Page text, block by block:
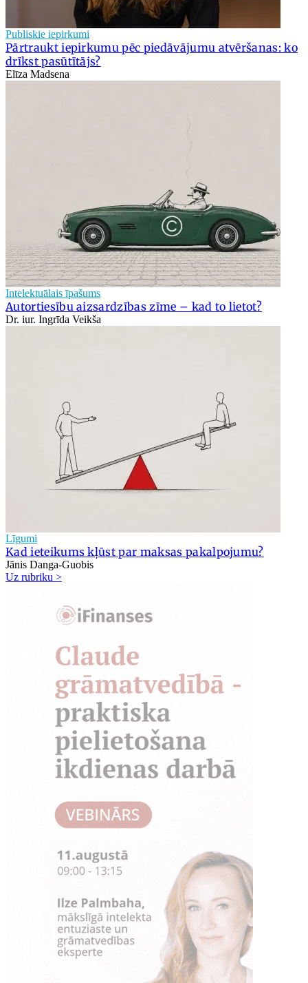
Publiskie iepirkumi
Pārtraukt iepirkumu pēc piedāvājumu atvēršanas: ko
drīkst pasūtītājs?
Elīza Madsena
Intelektuālais īpašums
Autortiesību aizsardzības zīme – kad to lietot?
Dr. iur. Ingrīda Veikša
Līgumi
Kad ieteikums kļūst par maksas pakalpojumu?
Jānis Danga-Guobis
Uz rubriku >